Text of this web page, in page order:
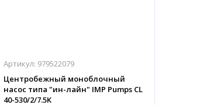
Артикул: 979522079
Центробежный моноблочный
насос типа "ин-лайн" IMP Pumps CL
40-530/2/7.5K